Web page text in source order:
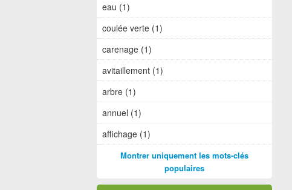
eau (1)
coulée verte (1)
carenage (1)
avitaillement (1)
arbre (1)
annuel (1)
affichage (1)
Montrer uniquement les mots-clés
populaires